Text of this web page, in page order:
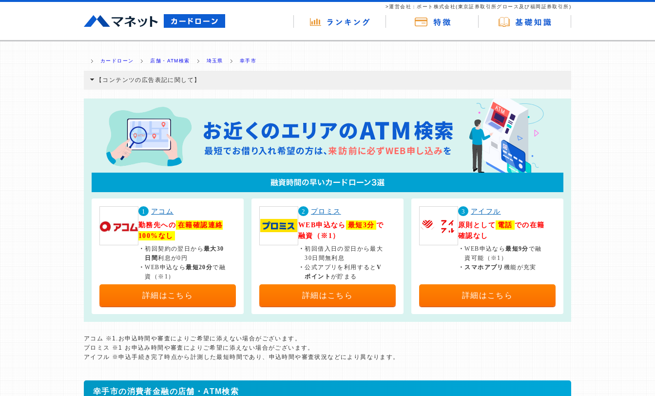
>運営会社：ポート株式会社(東京証券取引所グロース及び福岡証券取引所)
カードローン 店舗・ATM検索 埼玉県 幸手市
【コンテンツの広告表記に関して】
と弊社に対して企業から紹介報酬が支払われるという収益モデルです。 ただし、特定の商品を根拠なくPRするものではなく、当編集部の調査／ユーザーへの口コ
ミ収集などに基づき、公平性を担保した情報提供を行っています。
>提携企業一覧
1
アコム
勤務先への 在籍確認連絡
100%なし
・初回契約の翌日から最大30
日間利息が0円
・WEB申込なら最短20分で融
資（※1）
詳細はこちら
2
プロミス
WEB申込なら 最短3分 で
融資（※1）
・初回借入日の翌日から最大
30日間無利息
・公式アプリを利用すると V
ポイントが貯まる
詳細はこちら
3
アイフル
原則として 電話 での在籍
確認なし
・WEB申込なら最短9分で融
資可能（※1）
・ スマホアプリ 機能が充実
詳細はこちら
アコム ※1.お申込時間や審査によりご希望に添えない場合がございます。
プロミス ※1 お申込み時間や審査によりご希望に添えない場合がございます。
アイフル ※申込手続き完了時点から計測した最短時間であり、申込時間や審査状況などにより異なります。
幸手市の消費者金融の店舗・ATM検索